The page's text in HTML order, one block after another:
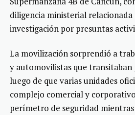
diligencia ministerial relacionada
investigación por presuntas
La movilización sorprendió a
y automovilistas que transitaban
luego de que varias unidades
complejo comercial y
perímetro de seguridad